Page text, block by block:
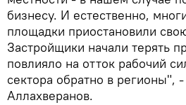
бизнесу. И естественно,
площадки приостановили
Застройщики начали терять
повлияло на отток рабочий
сектора обратно в регионы",
Аллахверанов.